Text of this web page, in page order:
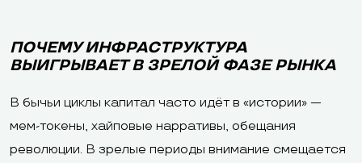
ПОЧЕМУ ИНФРАСТРУКТУРА
ВЫИГРЫВАЕТ В ЗРЕЛОЙ ФАЗЕ РЫНКА
В бычьи циклы капитал часто идёт в «истории» —
мем-токены, хайповые нарративы, обещания
революции. В зрелые периоды внимание смещается